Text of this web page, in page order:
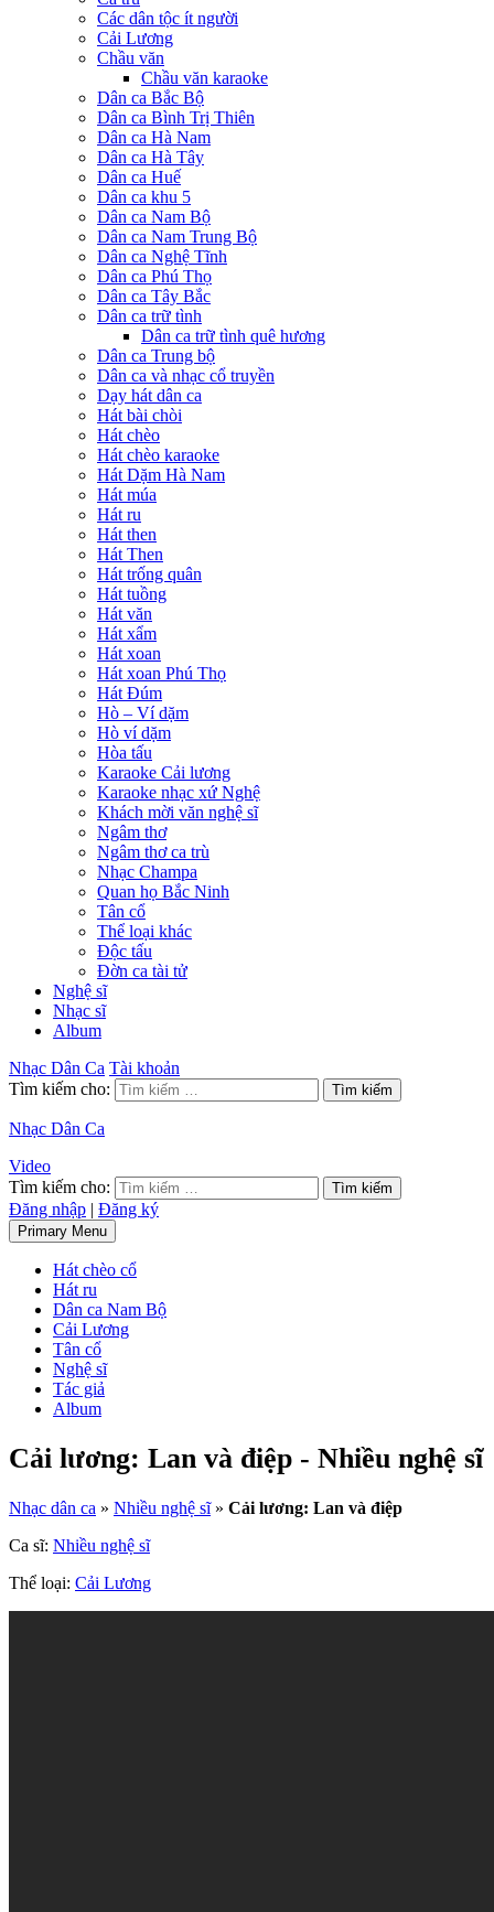
Các dân tộc ít người
Cải Lương
Chầu văn
Chầu văn karaoke
Dân ca Bắc Bộ
Dân ca Bình Trị Thiên
Dân ca Hà Nam
Dân ca Hà Tây
Dân ca Huế
Dân ca khu 5
Dân ca Nam Bộ
Dân ca Nam Trung Bộ
Dân ca Nghệ Tĩnh
Dân ca Phú Thọ
Dân ca Tây Bắc
Dân ca trữ tình
Dân ca trữ tình quê hương
Dân ca Trung bộ
Dân ca và nhạc cổ truyền
Dạy hát dân ca
Hát bài chòi
Hát chèo
Hát chèo karaoke
Hát Dặm Hà Nam
Hát múa
Hát ru
Hát then
Hát Then
Hát trống quân
Hát tuồng
Hát văn
Hát xẩm
Hát xoan
Hát xoan Phú Thọ
Hát Đúm
Hò – Ví dặm
Hò ví dặm
Hòa tấu
Karaoke Cải lương
Karaoke nhạc xứ Nghệ
Khách mời văn nghệ sĩ
Ngâm thơ
Ngâm thơ ca trù
Nhạc Champa
Quan họ Bắc Ninh
Tân cổ
Thể loại khác
Độc tấu
Đờn ca tài tử
Nghệ sĩ
Nhạc sĩ
Album
Nhạc Dân Ca Tài khoản
Tìm kiếm cho:
Nhạc Dân Ca
Video
Tìm kiếm cho:
Đăng nhập | Đăng ký
Primary Menu
Hát chèo cổ
Hát ru
Dân ca Nam Bộ
Cải Lương
Tân cổ
Nghệ sĩ
Tác giả
Album
Cải lương: Lan và điệp - Nhiều nghệ sĩ
Nhạc dân ca » Nhiều nghệ sĩ» Cải lương: Lan và điệp
Ca sĩ: Nhiều nghệ sĩ
Thể loại: Cải Lương